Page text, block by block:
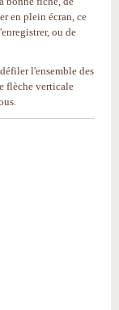
en plein écran, ce
ou de
l'ensemble des
flèche verticale